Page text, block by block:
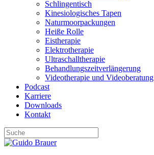
Schlingentisch
Kinesiologisches Tapen
Naturmoorpackungen
Heiße Rolle
Eistherapie
Elektrotherapie
Ultraschalltherapie
Behandlungszeitverlängerung
Videotherapie und Videoberatung
Podcast
Karriere
Downloads
Kontakt